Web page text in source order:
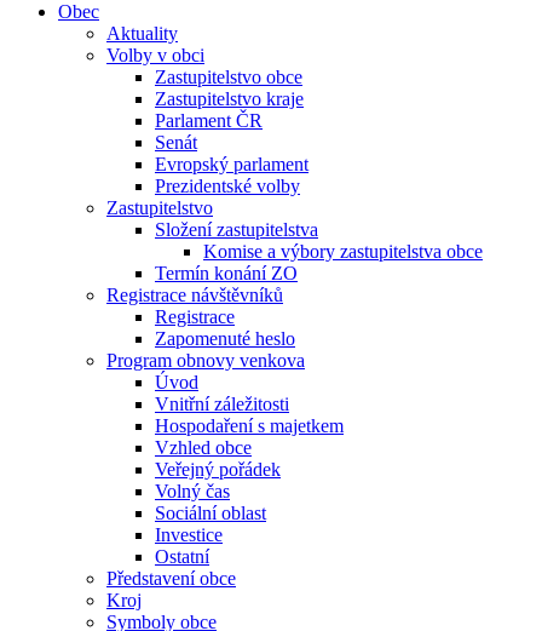
Obec
Aktuality
Volby v obci
Zastupitelstvo obce
Zastupitelstvo kraje
Parlament ČR
Senát
Evropský parlament
Prezidentské volby
Zastupitelstvo
Složení zastupitelstva
Komise a výbory zastupitelstva obce
Termín konání ZO
Registrace návštěvníků
Registrace
Zapomenuté heslo
Program obnovy venkova
Úvod
Vnitřní záležitosti
Hospodaření s majetkem
Vzhled obce
Veřejný pořádek
Volný čas
Sociální oblast
Investice
Ostatní
Představení obce
Kroj
Symboly obce